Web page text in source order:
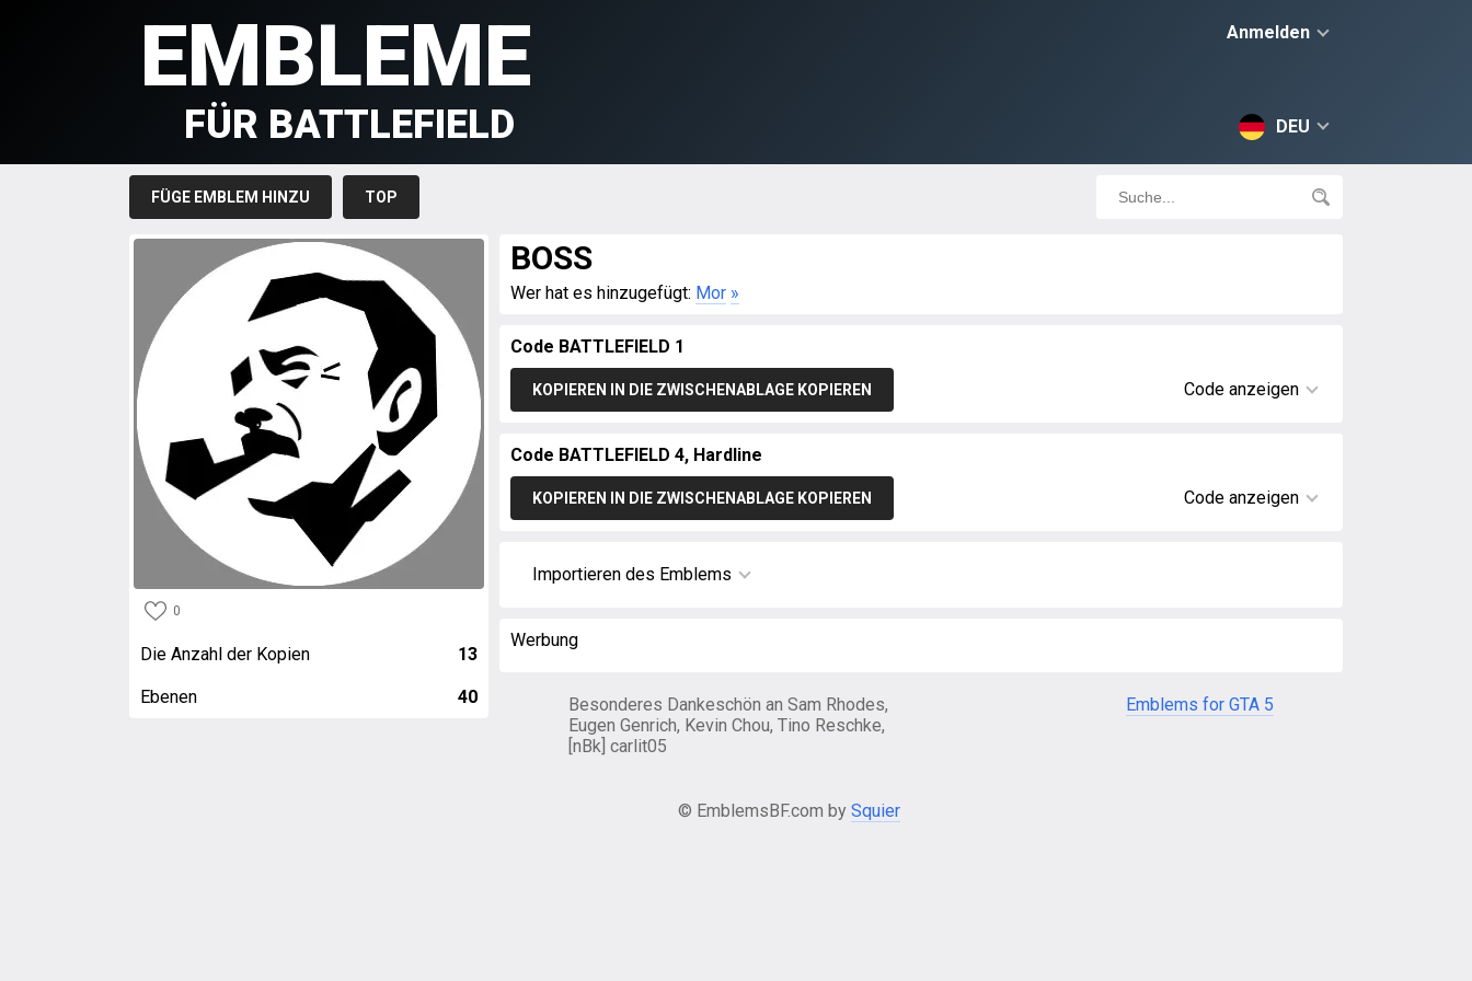
Anmelden
DEU
EMBLEME
FÜR BATTLEFIELD
FÜGE EMBLEM HINZU TOP
0
Die Anzahl der Kopien 13
Ebenen 40
BOSS
Wer hat es hinzugefügt: Mor »
Code BATTLEFIELD 1
KOPIEREN IN DIE ZWISCHENABLAGE KOPIEREN Code anzeigen
Code BATTLEFIELD 4, Hardline
KOPIEREN IN DIE ZWISCHENABLAGE KOPIEREN Code anzeigen
Importieren des Emblems
Werbung
Besonderes Dankeschön an Sam Rhodes,
Eugen Genrich, Kevin Chou, Tino Reschke,
[nBk] carlit05
Emblems for GTA 5
© EmblemsBF.com by Squier